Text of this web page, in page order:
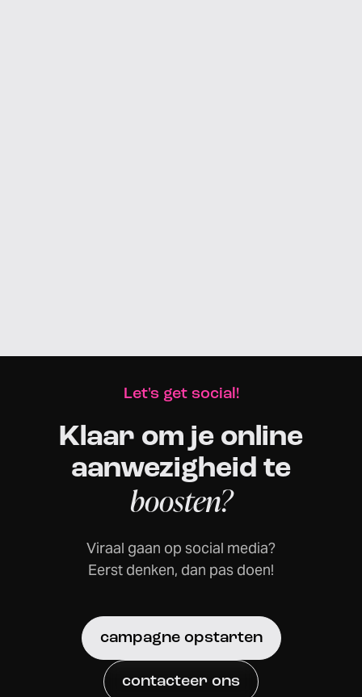
Let's get social!
Klaar om je online
aanwezigheid te
boosten?
Viraal gaan op social media?
Eerst denken, dan pas doen!
campagne opstarten
contacteer ons